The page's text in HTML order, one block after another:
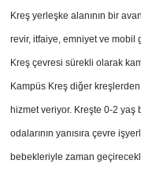
Kreş yerleşke alanının bir
revir, itfaiye, emniyet ve
Kreş çevresi sürekli olarak
Kampüs Kreş diğer
hizmet veriyor. Kreşte 0-2
odalarının yanısıra çevre
bebekleriyle zaman